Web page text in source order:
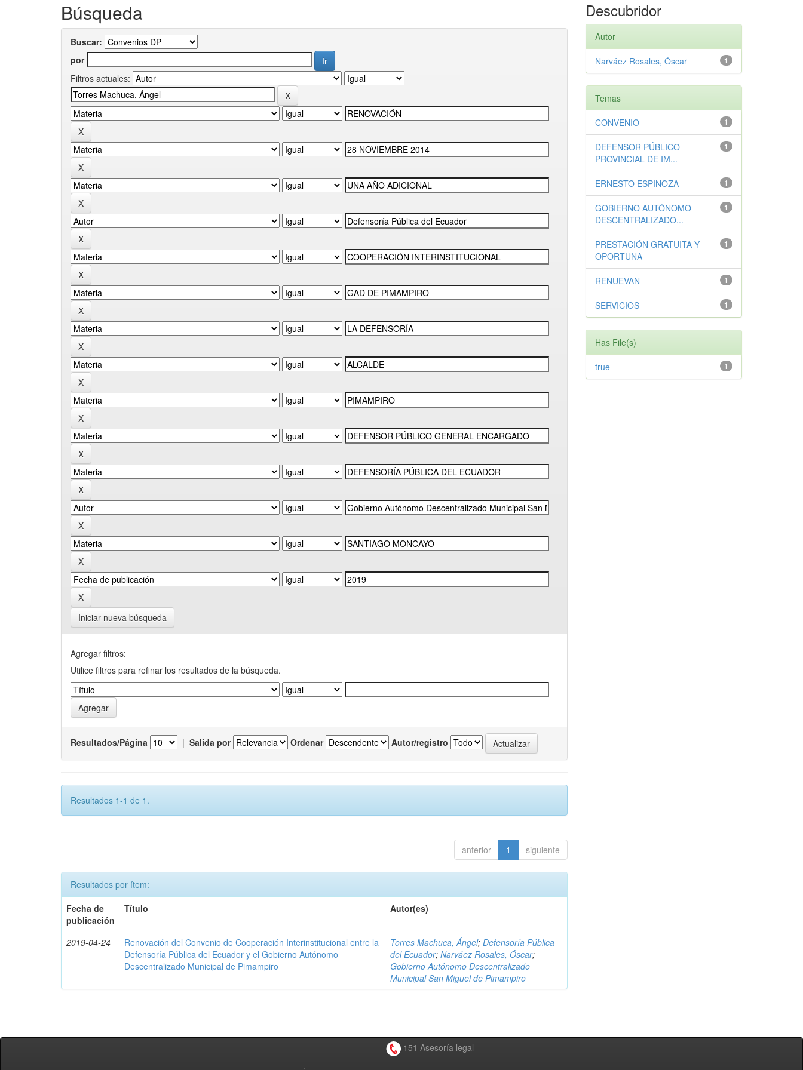
Búsqueda
Buscar:
por
Filtros actuales:
Iniciar nueva búsqueda
Agregar filtros:
Utilice filtros para refinar los resultados de la búsqueda.
Resultados/Página | Salida por Ordenar Autor/registro
Resultados 1-1 de 1.
anterior 1 siguiente
Resultados por ítem:
Fecha de
publicación
Título Autor(es)
2019-04-24
Renovación del Convenio de Cooperación Interinstitucional entre la
Defensoría Pública del Ecuador y el Gobierno Autónomo
Descentralizado Municipal de Pimampiro
Torres Machuca, Ángel;Defensoría Pública
del Ecuador;Narváez Rosales, Óscar;
Gobierno Autónomo Descentralizado
Municipal San Miguel de Pimampiro
Descubridor
Autor
1
Narváez Rosales, Óscar
Temas
1
CONVENIO
1
DEFENSOR PÚBLICO
PROVINCIAL DE IM...
1
ERNESTO ESPINOZA
1
GOBIERNO AUTÓNOMO
DESCENTRALIZADO...
1
PRESTACIÓN GRATUITA Y
OPORTUNA
1
RENUEVAN
1
SERVICIOS
Has File(s)
1
true
151 Asesoría legal